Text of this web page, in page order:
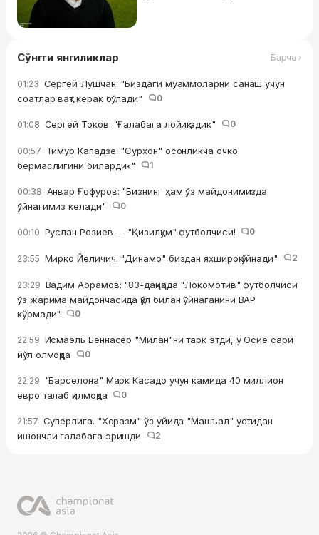
Сўнгги янгиликлар Барча ›
01:23 Сергей Лушчан: "Биздаги муаммоларни санаш учун
соатлар вақт керак бўлади"
0
01:08 Сергей Токов: "Ғалабага лойиқ эдик" 0
00:57 Тимур Кападзе: "Сурхон" осонликча очко
бермаслигини билардик"
1
00:38 Анвар Ғофуров: "Бизнинг ҳам ўз майдонимизда
ўйнагимиз келади"
0
00:10 Руслан Розиев — "Қизилқум" футболчиси! 0
23:55 Мирко Йеличич: "Динамо" биздан яхшироқ ўйнади" 2
23:29 Вадим Абрамов: "83-дақиқада "Локомотив" футболчиси
ўз жарима майдончасида қўл билан ўйнаганини ВАР
кўрмади"
0
22:59 Исмаэль Беннасер "Милан"ни тарк этди, у Осиё сари
йўл олмоқда
0
22:29 "Барселона" Марк Касадо учун камида 40 миллион
евро талаб қилмоқда
0
21:57 Суперлига. "Хоразм" ўз уйида "Машъал" устидан
ишончли ғалабага эришди
2